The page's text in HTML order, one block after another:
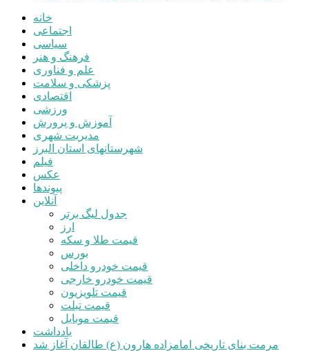
خانه
اجتماعی
سیاسی
فرهنگ و هنر
علم و فناوری
پزشکی و سلامت
اقتصادی
ورزشی
آموزش و پرورش
مدیریت شهری
شهرستانهای استان البرز
فیلم
عکس
پیوندها
آنلاین
جدول لیگ برتر
ارز
قیمت طلا و سکه
بورس
قیمت خودرو داخلی
قیمت خودرو خارجی
قیمت تلویزیون
قیمت تبلت
قیمت موبایل
یادداشت
مرمت بنای تاریخی امامزاده هارون (ع) طالقان آغاز شد